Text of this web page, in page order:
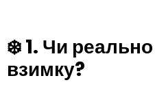
❄️ 1. Чи реально
взимку?